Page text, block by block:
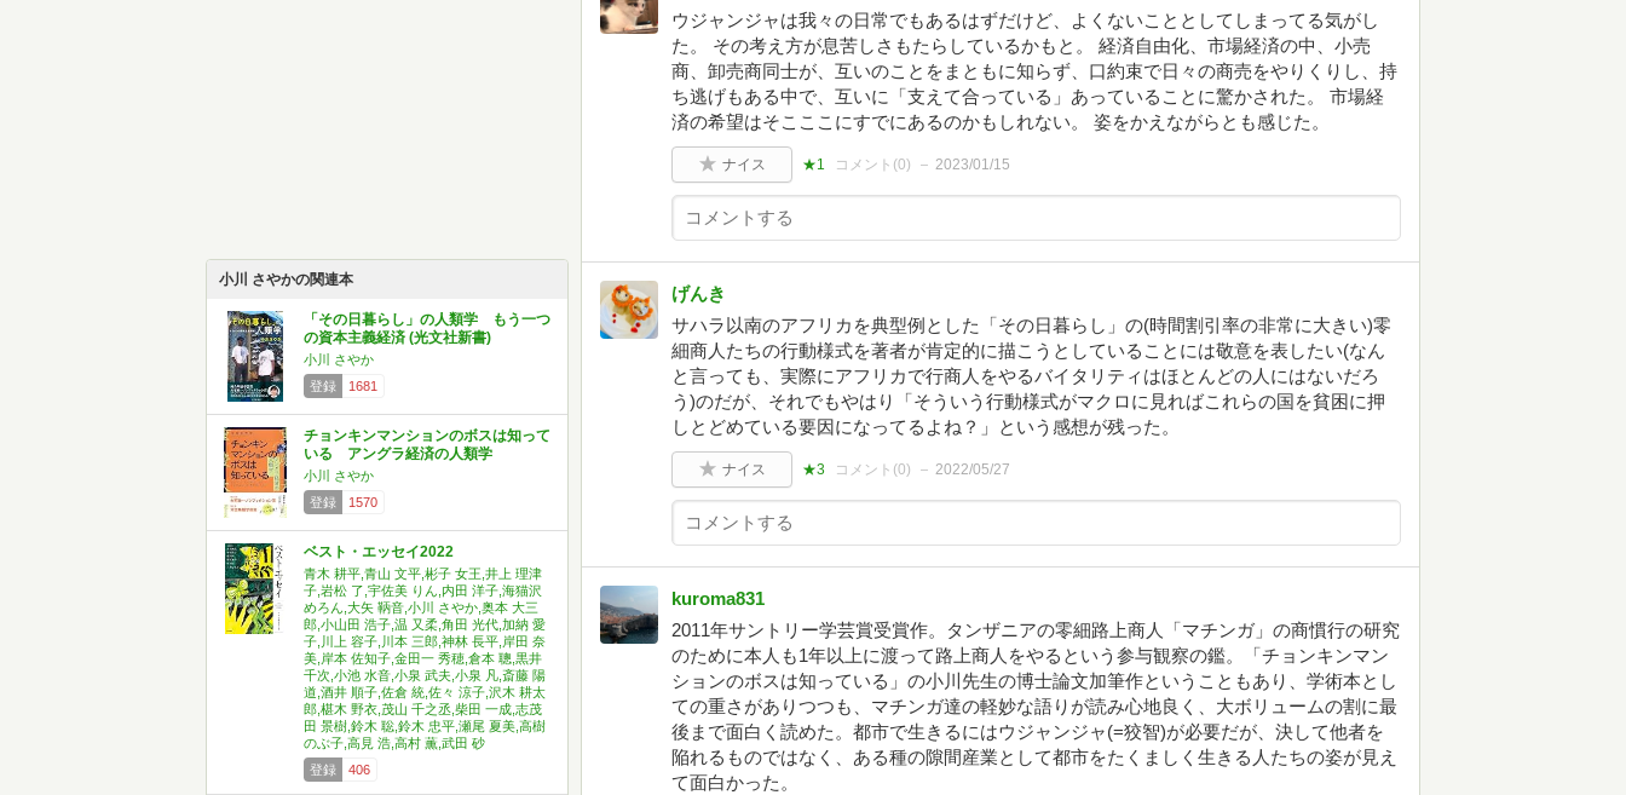
小川 さやかの関連本
「その日暮らし」の人類学 もう一つ
の資本主義経済 (光文社新書)
小川 さやか
登録
1681
チョンキンマンションのボスは知って
いる アングラ経済の人類学
小川 さやか
登録
1570
ベスト・エッセイ2022
青木 耕平,青山 文平,彬子 女王,井上 理津
子,岩松 了,宇佐美 りん,内田 洋子,海猫沢
めろん,大矢 鞆音,小川 さやか,奥本 大三
郎,小山田 浩子,温 又柔,角田 光代,加納 愛
子,川上 容子,川本 三郎,神林 長平,岸田 奈
美,岸本 佐知子,金田一 秀穂,倉本 聰,黒井
千次,小池 水音,小泉 武夫,小泉 凡,斎藤 陽
道,酒井 順子,佐倉 統,佐々 涼子,沢木 耕太
郎,椹木 野衣,茂山 千之丞,柴田 一成,志茂
田 景樹,鈴木 聡,鈴木 忠平,瀬尾 夏美,高樹
のぶ子,高見 浩,高村 薫,武田 砂
登録
406
ウジャンジャは我々の日常でもあるはずだけど、よくないこととしてしまってる気がし
た。 その考え方が息苦しさもたらしているかもと。 経済自由化、市場経済の中、小売
商、卸売商同士が、互いのことをまともに知らず、口約束で日々の商売をやりくりし、持
ち逃げもある中で、互いに「支えて合っている」あっていることに驚かされた。 市場経
済の希望はそこここにすでにあるのかもしれない。 姿をかえながらとも感じた。
ナイス ★1 コメント(0) 2023/01/15
げんき
サハラ以南のアフリカを典型例とした「その日暮らし」の(時間割引率の非常に大きい)零
細商人たちの行動様式を著者が肯定的に描こうとしていることには敬意を表したい(なん
と言っても、実際にアフリカで行商人をやるバイタリティはほとんどの人にはないだろ
う)のだが、それでもやはり「そういう行動様式がマクロに見ればこれらの国を貧困に押
しとどめている要因になってるよね？」という感想が残った。
ナイス ★3 コメント(0) 2022/05/27
kuroma831
2011年サントリー学芸賞受賞作。タンザニアの零細路上商人「マチンガ」の商慣行の研究
のために本人も1年以上に渡って路上商人をやるという参与観察の鑑。「チョンキンマン
ションのボスは知っている」の小川先生の博士論文加筆作ということもあり、学術本とし
ての重さがありつつも、マチンガ達の軽妙な語りが読み心地良く、大ボリュームの割に最
後まで面白く読めた。都市で生きるにはウジャンジャ(=狡智)が必要だが、決して他者を
陥れるものではなく、ある種の隙間産業として都市をたくましく生きる人たちの姿が見え
て面白かった。